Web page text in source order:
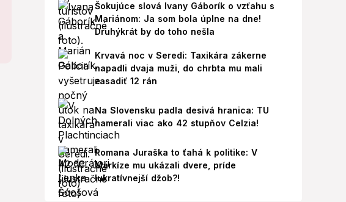
Šokujúce slová Ivany Gáborík o vzťahu s
Mariánom: Ja som bola úplne na dne!
Druhýkrát by do toho nešla
Krvavá noc v Seredi: Taxikára zákerne
napadli dvaja muži, do chrbta mu mali
zasadiť 12 rán
Na Slovensku padla desivá hranica: TU
namerali viac ako 42 stupňov Celzia!
Romana Juraška to ťahá k politike: V
Markíze mu ukázali dvere, príde
lukratívnejší džob?!